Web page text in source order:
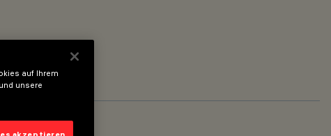
auf Ihrem
unsere